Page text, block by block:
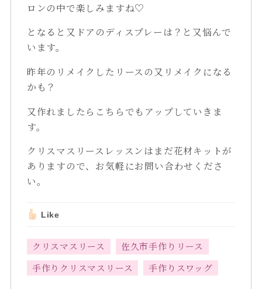
ロンの中で楽しみますね♡
となると又ドアのディスプレーは？と又悩んで
います。
昨年のリメイクしたリースの又リメイクになる
かも？
又作れましたらこちらでもアップしていきま
す。
クリスマスリースレッスンはまだ花材キットが
ありますので、お気軽にお問い合わせくださ
い。
Like
クリスマスリース
佐久市手作りリース
手作りクリスマスリース
手作りスワッグ